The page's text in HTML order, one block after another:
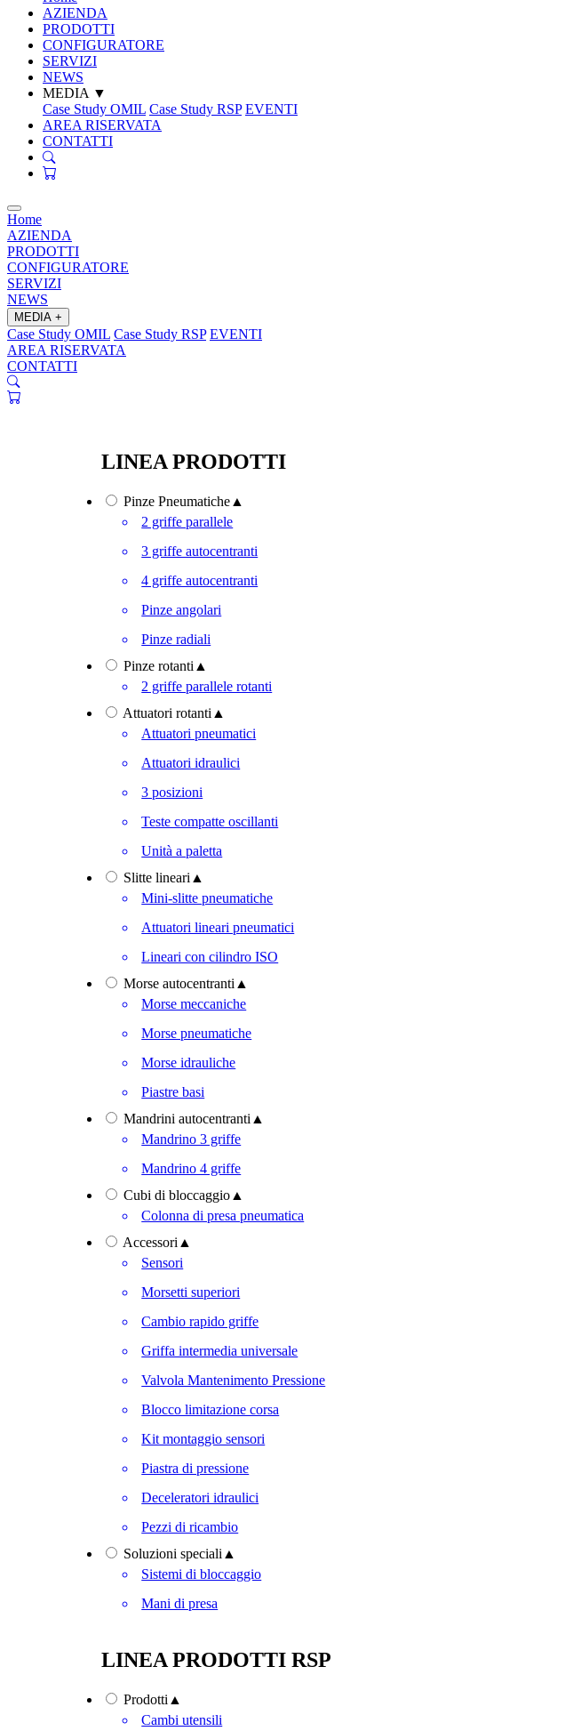
AZIENDA
PRODOTTI
CONFIGURATORE
SERVIZI
NEWS
MEDIA ▼
Case Study OMIL Case Study RSP EVENTI
AREA RISERVATA
CONTATTI
Home
AZIENDA
PRODOTTI
CONFIGURATORE
SERVIZI
NEWS
MEDIA +
Case Study OMIL Case Study RSP EVENTI
AREA RISERVATA
CONTATTI
LINEA PRODOTTI
Pinze Pneumatiche ▲
2 griffe parallele
3 griffe autocentranti
4 griffe autocentranti
Pinze angolari
Pinze radiali
Pinze rotanti ▲
2 griffe parallele rotanti
Attuatori rotanti ▲
Attuatori pneumatici
Attuatori idraulici
3 posizioni
Teste compatte oscillanti
Unità a paletta
Slitte lineari ▲
Mini-slitte pneumatiche
Attuatori lineari pneumatici
Lineari con cilindro ISO
Morse autocentranti ▲
Morse meccaniche
Morse pneumatiche
Morse idrauliche
Piastre basi
Mandrini autocentranti ▲
Mandrino 3 griffe
Mandrino 4 griffe
Cubi di bloccaggio ▲
Colonna di presa pneumatica
Accessori ▲
Sensori
Morsetti superiori
Cambio rapido griffe
Griffa intermedia universale
Valvola Mantenimento Pressione
Blocco limitazione corsa
Kit montaggio sensori
Piastra di pressione
Deceleratori idraulici
Pezzi di ricambio
Soluzioni speciali ▲
Sistemi di bloccaggio
Mani di presa
LINEA PRODOTTI RSP
Prodotti ▲
Cambi utensili